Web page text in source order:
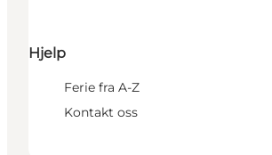
Hjelp
Ferie fra A-Z
Kontakt oss